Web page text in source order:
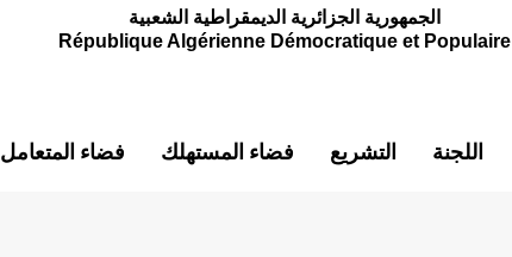
الجمهورية الجزائرية الديمقراطية الشعبية
République Algérienne Démocratique et Populaire
اللجنة التشريع فضاء المستهلك فضاء المتعامل